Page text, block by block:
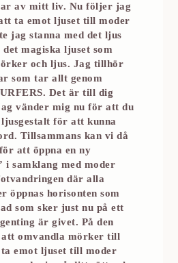
av mitt liv. Nu följer jag
ta emot ljuset till moder
jag stanna med det ljus
magiska ljuset som
och ljus. Jag tillhör
som tar allt genom
Det är till dig
vänder mig nu för att du
för att kunna
Tillsammans kan vi då
att öppna en ny
i samklang med moder
där alla
öppnas horisonten som
som sker just nu på ett
är givet. På den
att omvandla mörker till
emot ljuset till moder